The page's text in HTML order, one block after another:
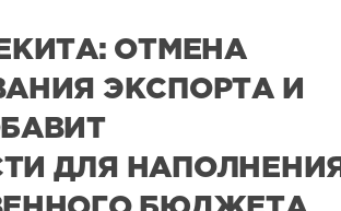
ОТМЕНА
ЭКСПОРТА И
ДЛЯ НАПОЛНЕНИЯ